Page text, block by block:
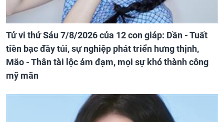
Tử vi thứ Sáu 7/8/2026 của 12 con giáp: Dần - Tuất
tiền bạc đầy túi, sự nghiệp phát triển hưng thịnh,
Mão - Thân tài lộc ảm đạm, mọi sự khó thành công
mỹ mãn